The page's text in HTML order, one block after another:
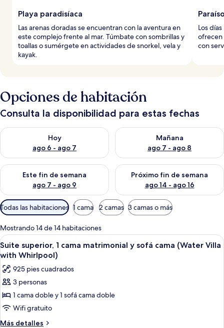
Playa paradisíaca
Las arenas doradas se encuentran con la aventura en
este complejo frente al mar. Túmbate con sombrillas y
toallas o sumérgete en actividades de snorkel, vela y
kayak.
Los
ofrecen
con
Opciones de habitación
Consulta la disponibilidad para estas fechas
Hoy
ago 6 - ago 7
Consulta la disponibilidad para hoy ago 6 - ago 7
Mañana
ago 7 - ago 8
Consulta la disponibilidad
Este fin de semana
ago 7 - ago 9
Consulta la disponibilidad para este fin de semana ago 7 -
Próximo fin de semana
ago 14 - ago 16
Consulta la disponibilidad
Filtros
disponibles
para
las
habitaciones
Todas las habitaciones 1 cama 2 camas 3 camas o más
Mostrando 14 de 14 habitaciones
Abrir
todas
las
fotos
de
Suite
superior,
1
Cabañas sobre el agua con terrazas
11
Suite superior, 1 cama matrimonial y sofá cama (Water Villa
with Whirlpool)
925 pies cuadrados
3 personas
1 cama doble y 1 sofá cama doble
Wifi gratuito
Más detalles
Más